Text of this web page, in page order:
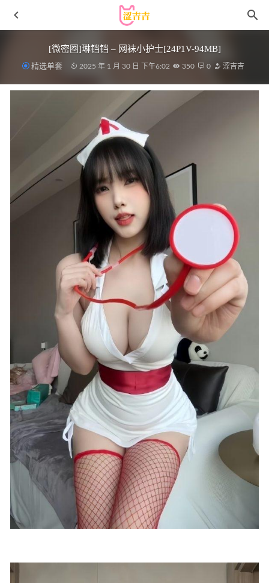
[微密圈]琳铛铛 – 网袜小护士[24P1V-94MB]
精选单套 2025 年 1 月 30 日 下午6:02 350 0 涩吉吉
九曲Jean – NO.126 花园花嫁 [30P-474MB] 2023-04-04
[Xiuren秀人网]2024.12.13 NO.9601 桃妖夭[77+1P/665MB]
椒妮佐仁 – 写真图包合集【持续更新中】 2022-11-08
[微密圈]可可西yyy – 酒店撕袜拍照[17P4V-277M]
2025-04-
瓜希酱 – NO.037 英仙座护士[20P/109MB] 2022-05-06